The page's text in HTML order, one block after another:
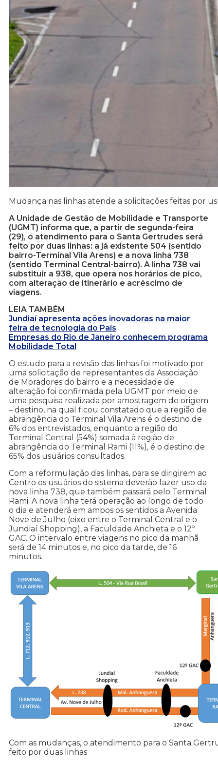
Mudança nas linhas atende a solicitações feitas por
A Unidade de Gestão de Mobilidade e Transporte
(UGMT) informa que, a partir de segunda-feira
(29), o atendimento para o Santa Gertrudes será
feito por duas linhas: a já existente 504 (sentido
bairro-Terminal Vila Arens) e a nova linha 738
(sentido Terminal Central-bairro). A linha 738 vai
substituir a 938, que opera nos horários de pico,
com alteração de itinerário e acréscimo de
viagens.
LEIA TAMBÉM
Jundiaí apresenta ações inovadoras na maior
feira de tecnologia do País
Empresas do Rio de Janeiro conhecem programa
Mobilidade Total
O estudo para a revisão das linhas foi motivado por
uma solicitação de representantes da Associação
de Moradores do bairro e a necessidade de
alteração foi confirmada pela UGMT por meio de
uma pesquisa realizada por amostragem de origem
– destino, na qual ficou constatado que a região de
abrangência do Terminal Vila Arens é o destino de
6% dos entrevistados, enquanto a região do
Terminal Central (54%) somada à região de
abrangência do Terminal Rami (11%), é o destino de
65% dos usuários consultados.
Com a reformulação das linhas, para se dirigirem ao
Centro os usuários do sistema deverão fazer uso da
nova linha 738, que também passará pelo Terminal
Rami. A nova linha terá operação ao longo de todo
o dia e atenderá em ambos os sentidos a Avenida
Nove de Julho (eixo entre o Terminal Central e o
Jundiaí Shopping), a Faculdade Anchieta e o 12º
GAC. O intervalo entre viagens no pico da manhã
será de 14 minutos e, no pico da tarde, de 16
minutos.
Com as mudanças, o atendimento para o Santa
feito por duas linhas